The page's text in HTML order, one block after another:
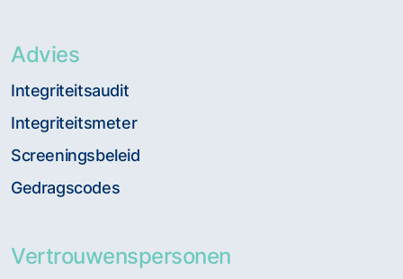
Advies
Integriteitsaudit
Integriteitsmeter
Screeningsbeleid
Gedragscodes
Vertrouwenspersonen